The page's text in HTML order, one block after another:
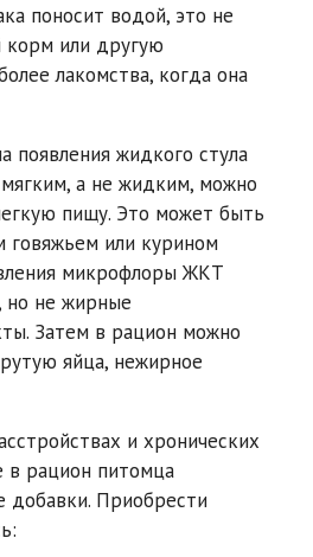
поносит водой, это не
корм или другую
лакомства, когда она
появления жидкого стула
мягким, а не жидким, можно
пищу. Это может быть
говяжьем или курином
микрофлоры ЖКТ
но не жирные
Затем в рацион можно
яйца, нежирное
и хронических
в рацион питомца
добавки. Приобрести